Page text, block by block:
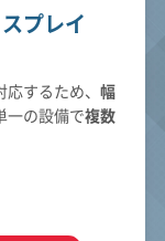
プレイ
するため、 幅
一の設備で複数